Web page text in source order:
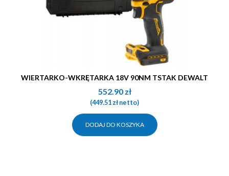
WIERTARKO-WKRĘTARKA 18V 90NM TSTAK DEWALT
552.90 zł
(449.51złnetto)
DODAJ DO KOSZYKA